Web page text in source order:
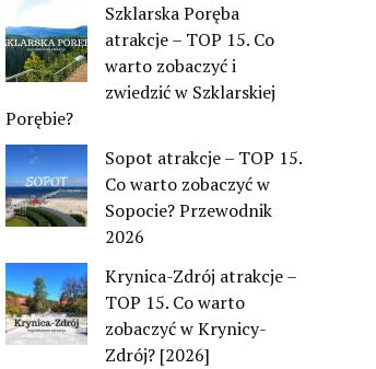
Szklarska Poręba
atrakcje – TOP 15. Co
warto zobaczyć i
zwiedzić w Szklarskiej
Porębie?
Sopot atrakcje – TOP 15.
Co warto zobaczyć w
Sopocie? Przewodnik
2026
Krynica-Zdrój atrakcje –
TOP 15. Co warto
zobaczyć w Krynicy-
Zdrój? [2026]